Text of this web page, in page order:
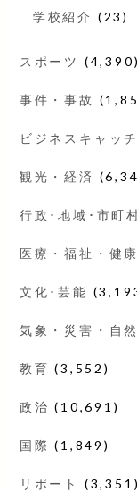
学校紹介 (23)
スポーツ (4,390)
事件・事故
ビジネスキャッ
観光・経済
行政･地域･市町
医療・福祉・健康
文化･芸能
気象・災害・自然
教育 (3,552)
政治 (10,691)
国際 (1,849)
リポート (3,351)